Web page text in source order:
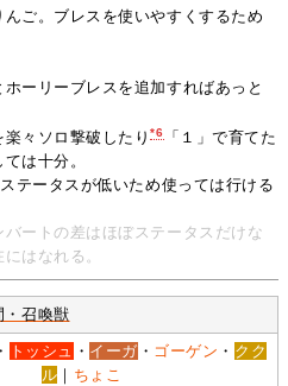
ご。ブレスを使いやすくするため
ーリーブレスを追加すればあっと
楽々ソロ撃破したり*6「１」で育てた
は十分。
テータスが低いため使っては行ける
ートの差はほぼステータスだけな
はなれる。
・召喚獣
・ トッシュ ・ イーガ・ ゴーゲン ・ クク
ル ｜ ちょこ